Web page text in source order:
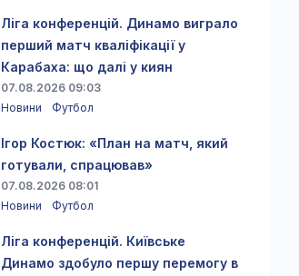
Ліга конференцій. Динамо виграло
перший матч кваліфікації у
Карабаха: що далі у киян
07.08.2026 09:03
Новини
Футбол
Ігор Костюк: «План на матч, який
готували, спрацював»
07.08.2026 08:01
Новини
Футбол
Ліга конференцій. Київське
Динамо здобуло першу перемогу в